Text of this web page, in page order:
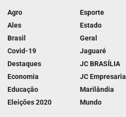
Agro
Ales
Brasil
Covid-19
Destaques
Economia
Educação
Eleições 2020
Esporte
Estado
Geral
Jaguaré
JC BRASÍLIA
JC Empresarial
Marilândia
Mundo